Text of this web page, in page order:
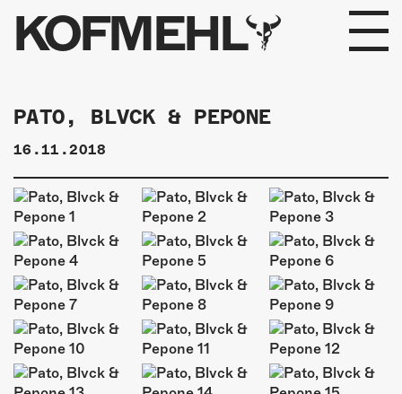
KOFMEHL
PROGRAMM
FABRIKGEFLÜSTER
GALERIE
FOTOGALERIE
PHOTOMAT
INFOS
KONTAKT
PATO, BLVCK & PEPONE
16.11.2018